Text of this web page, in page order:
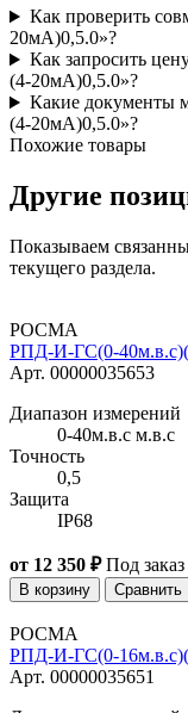
Как проверить
20мА)0,5.0»?
Как запросить
(4-20мА)0,5.0»?
Какие документы
(4-20мА)0,5.0»?
Похожие товары
Другие
Показываем
текущего раздела.
РОСМА
РПД-И-ГС(0-
Арт. 00000035653
Диапазон измерений
0-40м.в.с м.в.с
Точность
0,5
Защита
IP68
от 12 350 ₽ Под заказ
В корзину Сравнить
РОСМА
РПД-И-ГС(0-
Арт. 00000035651